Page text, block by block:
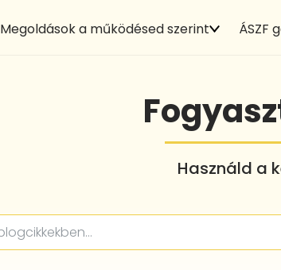
Megoldások a működésed szerint ÁSZF
Használd a